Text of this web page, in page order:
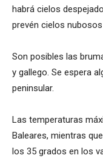
habrá cielos
prevén cielos
Son posibles las
y gallego. Se espera
peninsular.
Las temperaturas
Baleares, mientras
los 35 grados en los